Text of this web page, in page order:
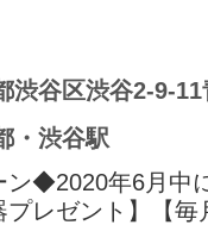
イトマッ
・渋谷駅
◆2020年6月中
プレゼント】【